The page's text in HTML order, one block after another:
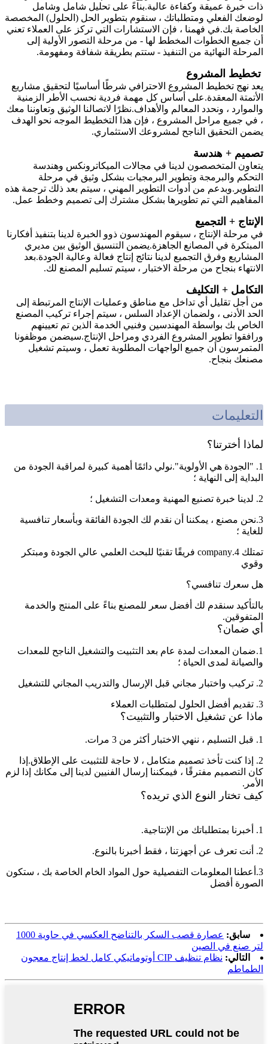
ذات خبرة عميقة وكفاءة عالية.بناءً على تحليل شامل وشامل
لوضعك الفعلي ومتطلباتك ، سنقوم بتطوير الحل (الحلول) المخصصة
الخاصة بك.في فهمنا ، فإن الاستشارات التي تركز على العملاء تعني
أن جميع الخطوات المخطط لها - من مرحلة التصور الأولية إلى
المرحلة النهائية من التنفيذ - ستتم بطريقة شفافة ومفهومة.
تخطيط المشروع
يعد نهج تخطيط المشروع الاحترافي شرطًا أساسيًا لتحقيق مشاريع
الأتمتة المعقدة.على أساس كل مهمة فردية نحسب الأطر الزمنية
والموارد ، ونحدد المعالم والأهداف.نظرًا لاتصالنا الوثيق وتعاوننا معك
، في جميع مراحل المشروع ، فإن هذا التخطيط الموجه نحو الهدف
يضمن التحقيق الناجح لمشروعك الاستثماري.
تصميم + هندسة
يتعاون المتخصصون لدينا في مجالات الميكاترونكس وهندسة
التحكم والبرمجة وتطوير البرمجيات بشكل وثيق في مرحلة
التطوير.وبدعم من أدوات التطوير المهني ، سيتم بعد ذلك ترجمة هذه
المفاهيم التي تم تطويرها بشكل مشترك إلى تصميم وخطط عمل.
الإنتاج + التجميع
في مرحلة الإنتاج ، سيقوم المهندسون ذوو الخبرة لدينا بتنفيذ أفكارنا
المبتكرة في المصانع الجاهزة.يضمن التنسيق الوثيق بين مديري
المشاريع وفرق التجميع لدينا نتائج إنتاج فعالة وعالية الجودة.بعد
الانتهاء بنجاح من مرحلة الاختبار ، سيتم تسليم المصنع لك.
التكامل + التكليف
من أجل تقليل أي تداخل مع مناطق وعمليات الإنتاج المرتبطة إلى
الحد الأدنى ، ولضمان الإعداد السلس ، سيتم إجراء تركيب المصنع
الخاص بك بواسطة المهندسين وفنيي الخدمة الذين تم تعيينهم
ورافقوا تطوير المشروع الفردي ومراحل الإنتاج.سيضمن موظفونا
المتمرسون أن جميع الواجهات المطلوبة تعمل ، وسيتم تشغيل
مصنعك بنجاح.
التعليمات
لماذا أخترتنا؟
1. "الجودة هي الأولوية".نولي دائمًا أهمية كبيرة لمراقبة الجودة من
البداية إلى النهاية ؛
2. لدينا خبرة تصنيع المهنية ومعدات التشغيل ؛
3.نحن مصنع ، يمكننا أن نقدم لك الجودة الفائقة وبأسعار تنافسية
للغاية ؛
تمتلك 4.company فريقًا تقنيًا للبحث العلمي عالي الجودة ومبتكر
وقوي
هل سعرك تنافسي؟
بالتأكيد سنقدم لك أفضل سعر للمصنع بناءً على المنتج والخدمة
المتفوقين.
أي ضمان؟
1.ضمان المعدات لمدة عام بعد التثبيت والتشغيل الناجح للمعدات
والصيانة لمدى الحياة ؛
2. تركيب واختبار مجاني قبل الإرسال والتدريب المجاني للتشغيل
3. تقديم أفضل الحلول لمتطلبات العملاء
ماذا عن تشغيل الاختبار والتثبيت؟
1. قبل التسليم ، ننهي الاختبار أكثر من 3 مرات.
2. إذا كنت تأخذ تصميم متكامل ، لا حاجة للتثبيت على الإطلاق.إذا
كان التصميم مفترقًا ، فيمكننا إرسال الفنيين لدينا إلى مكانك إذا لزم
الأمر.
كيف تختار النوع الذي تريده؟
1. أخبرنا بمتطلباتك من الإنتاجية.
2. أنت تعرف عن أجهزتنا ، فقط أخبرنا بالنوع.
3.أعطنا المعلومات التفصيلية حول المواد الخام الخاصة بك ، ستكون
الصورة أفضل
سابق:
عصارة قصب السكر بالتناضح العكسي في حاوية 1000
لتر صنع في الصين
التالي:
نظام تنظيف CIP أوتوماتيكي كامل لخط إنتاج معجون
الطماطم